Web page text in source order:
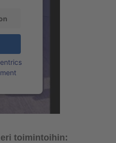
toimintoihin: